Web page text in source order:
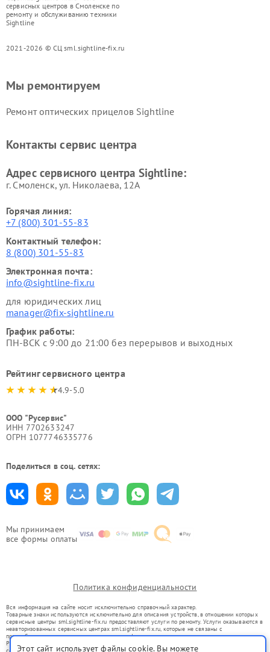
сервисных центров в Смоленске по
ремонту и обслуживанию техники
Sightline
2021-2026 © СЦ sml.sightline-fix.ru
Мы принимаем
все формы оплаты
Мы ремонтируем
Ремонт оптических прицелов Sightline
Контакты сервис центра
Адрес сервисного центра Sightline:
г. Смоленск, ул. Николаева, 12А
Горячая линия:
+7 (800) 301-55-83
Контактный телефон:
8 (800) 301-55-83
Электронная почта:
info@sightline-fix.ru
для юридических лиц
manager@fix-sightline.ru
График работы:
ПН-ВСК с 9:00 до 21:00 без перерывов и выходных
Рейтинг сервисного центра
4.9-5.0
ООО "Русервис"
ИНН 7702633247
ОГРН 1077746335776
Поделиться в соц. сетях:
Политика конфиденциальности
Вся информация на сайте носит исключительно справочный характер.
Товарные знаки используются исключительно для описания устройств, в отношении которых
сервисные центры sml.sightline-fix.ru предоставляют услуги по ремонту. Услуги оказываются в
неавторизованных сервисных центрах sml.sightline-fix.ru, которые не связаны с
правообладателями товарных знаков или их официальными представителями.
Ремонт осуществляется для устройств, уже введенных в гражданский оборот в соответствии
Этот сайт использует файлы cookie. Вы можете